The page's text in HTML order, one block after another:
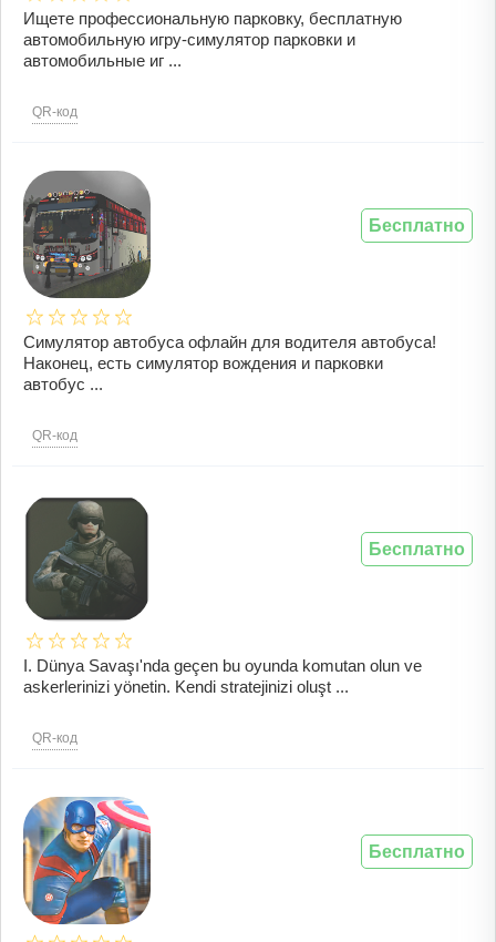
Ищете профессиональную парковку, бесплатную
автомобильную игру-симулятор парковки и
автомобильные иг ...
QR-код
Симулятор автобуса офлайн для водителя автобуса!
Наконец, есть симулятор вождения и парковки
автобус ...
QR-код
Бесплатно
I. Dünya Savaşı'nda geçen bu oyunda komutan olun ve
askerlerinizi yönetin. Kendi stratejinizi oluşt ...
QR-код
Бесплатно
Бесплатно